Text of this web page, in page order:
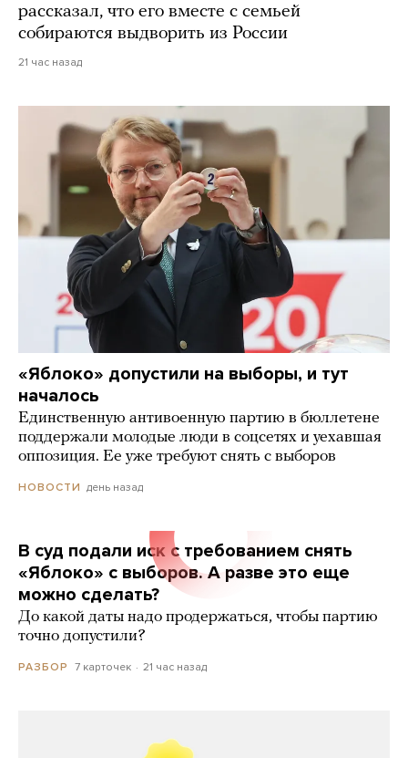
рассказал, что его вместе с семьей
собираются выдворить из России
21 час назад
«Яблоко» допустили на выборы, и тут
началось
Единственную антивоенную партию в бюллетене
поддержали молодые люди в соцсетях и уехавшая
оппозиция. Ее уже требуют снять с выборов
НОВОСТИ день назад
В суд подали иск с требованием снять
«Яблоко» с выборов. А разве это еще
можно сделать?
До какой даты надо продержаться, чтобы партию
точно допустили?
РАЗБОР 7 карточек 21 час назад